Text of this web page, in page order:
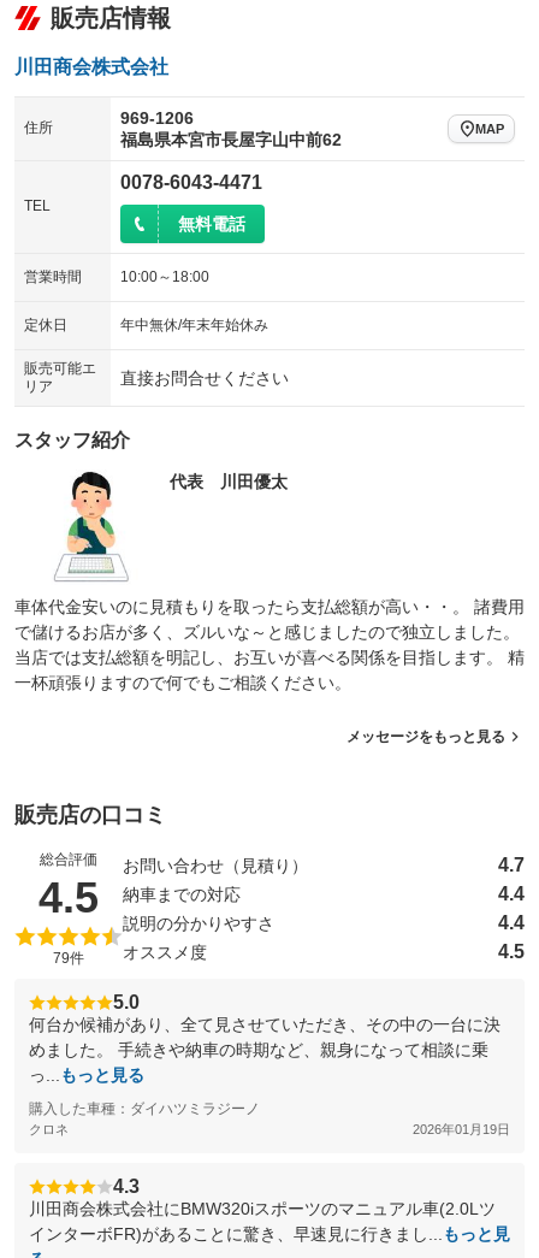
販売店情報
川田商会株式会社
住所
969-1206
福島県本宮市長屋字山中前62
MAP
TEL
0078-6043-4471
無料電話
営業時間 10:00～18:00
定休日 年中無休/年末年始休み
販売可能エ
リア
直接お問合せください
スタッフ紹介
代表 川田優太
車体代金安いのに見積もりを取ったら支払総額が高い・・。 諸費用
で儲けるお店が多く、ズルいな～と感じましたので独立しました。
当店では支払総額を明記し、お互いが喜べる関係を目指します。 精
一杯頑張りますので何でもご相談ください。
メッセージをもっと見る
販売店の口コミ
総合評価
4.5 （5点満点中）
79件
お問い合わせ（見積り） 4.7
納車までの対応 4.4
説明の分かりやすさ 4.4
オススメ度 4.5
5.0
何台か候補があり、全て見させていただき、その中の一台に決
めました。 手続きや納車の時期など、親身になって相談に乗
っ...
もっと見る
購入した車種：ダイハツミラジーノ
クロネ 2026年01月19日
4.3
川田商会株式会社にBMW320iスポーツのマニュアル車(2.0Lツ
インターボFR)があることに驚き、早速見に行きまし...
もっと見